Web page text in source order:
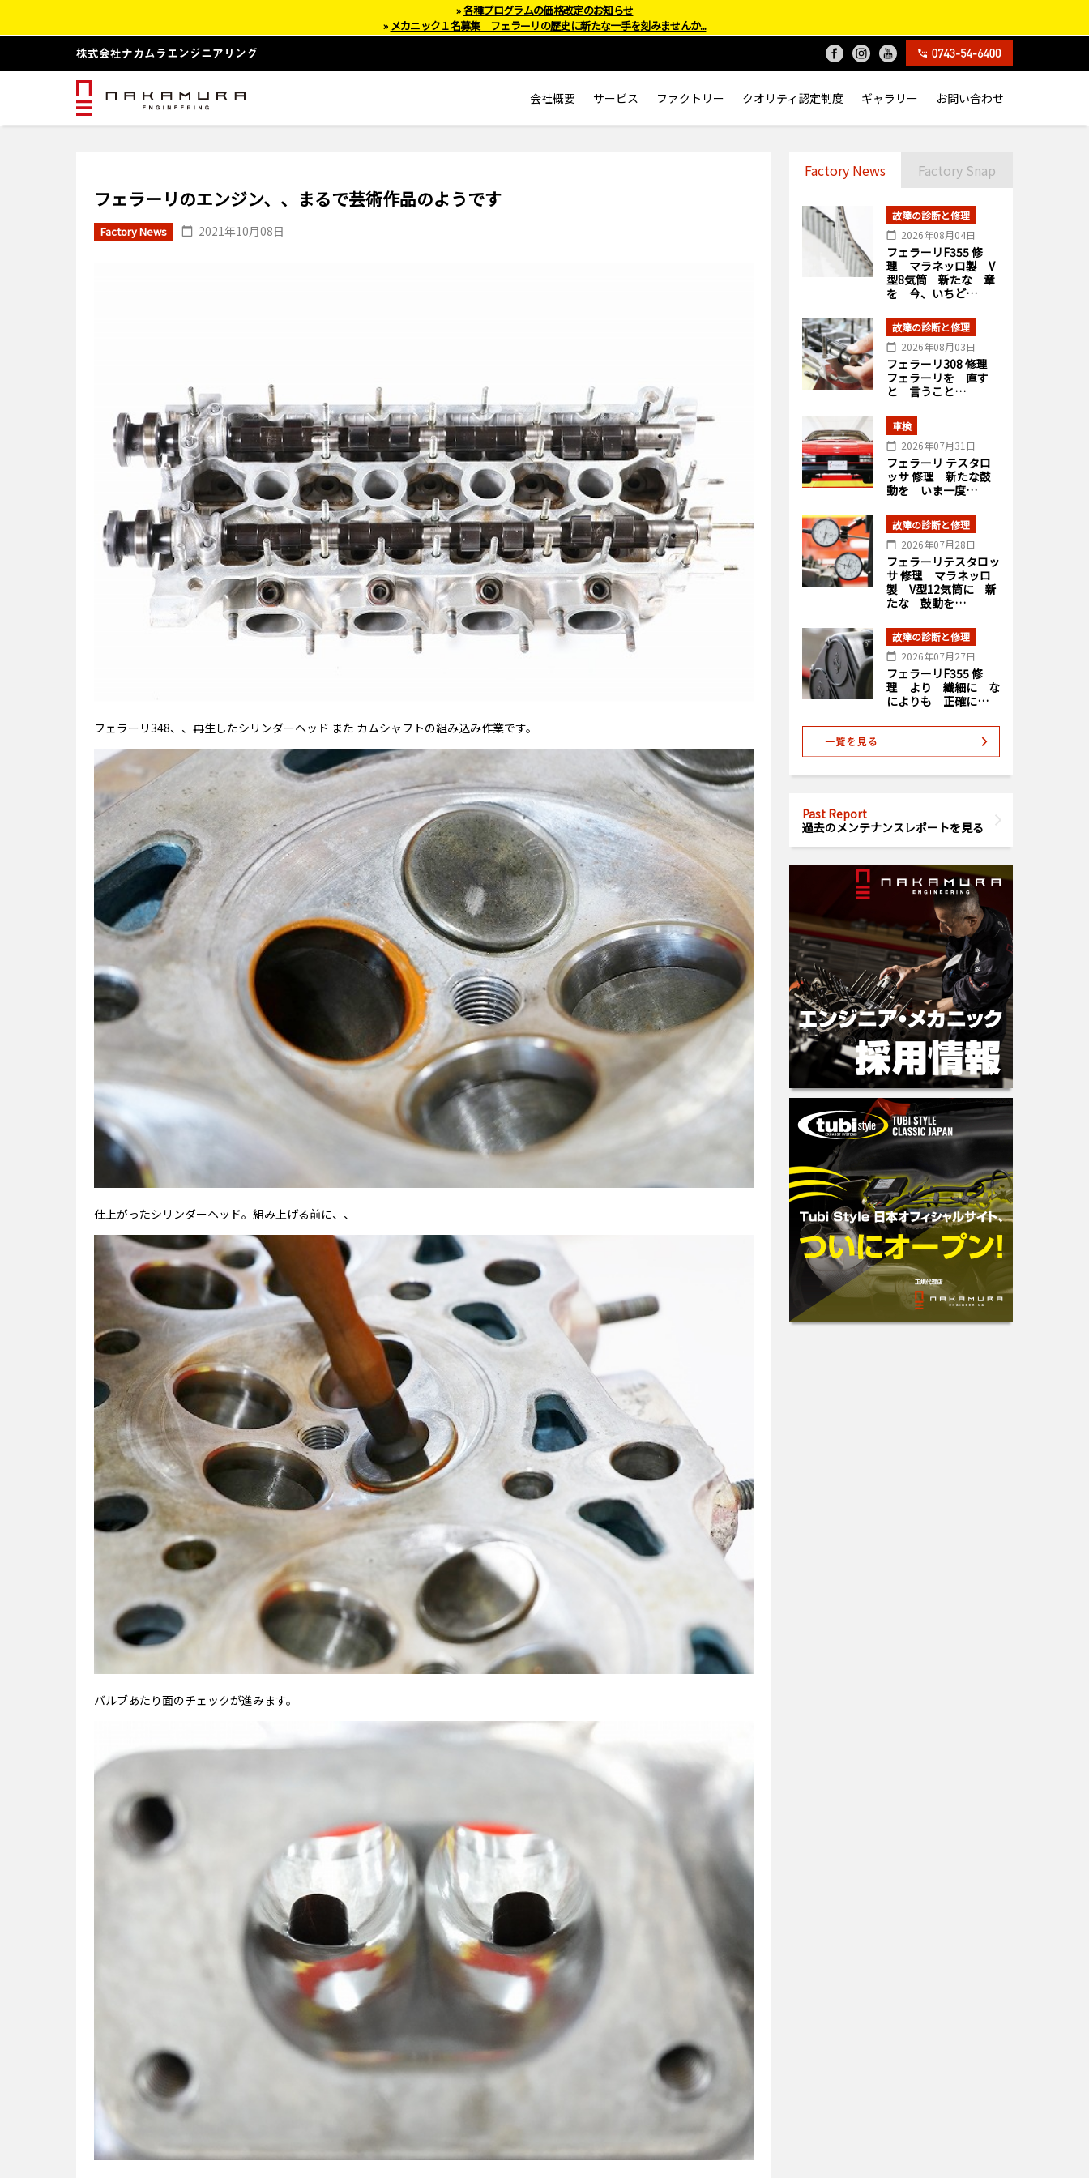
会社概要 サービス ファクトリー クオリティ認定制度 ギャラリー お問い合わせ
フェラーリのエンジン、、まるで芸術作品のようです
Factory News 2021年10月08日
フェラーリ348、、再生したシリンダーヘッド また カムシャフトの組み込み作業です。
仕上がったシリンダーヘッド。組み上げる前に、、
バルブあたり面のチェックが進みます。
Factory News Factory Snap
故障の診断と修理
2026年08月04日
フェラーリF355 修
理 マラネッロ製 V
型8気筒 新たな 章
を 今、いちど…
故障の診断と修理
2026年08月03日
フェラーリ308 修理
フェラーリを 直す
と 言うこと…
車検
2026年07月31日
フェラーリ テスタロ
ッサ 修理 新たな鼓
動を いま一度…
故障の診断と修理
2026年07月28日
フェラーリテスタロッ
サ 修理 マラネッロ
製 V型12気筒に 新
たな 鼓動を…
故障の診断と修理
2026年07月27日
フェラーリF355 修
理 より 繊細に な
によりも 正確に…
Past Report
過去のメンテナンスレポートを見る
»各種プログラムの価格改定のお知らせ
» メカニック１名募集 フェラーリの歴史に新たな一手を刻みませんか...